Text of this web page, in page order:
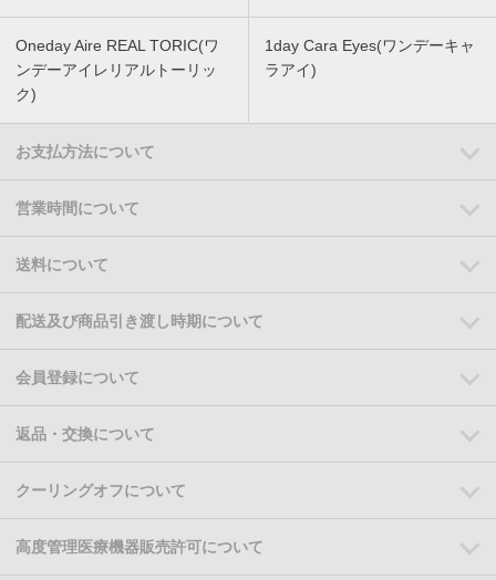
Oneday Aire REAL TORIC(ワ
ンデーアイレリアルトーリッ
ク)
1day Cara Eyes(ワンデーキャ
ラアイ)
お支払方法について
営業時間について
送料について
配送及び商品引き渡し時期について
会員登録について
返品・交換について
クーリングオフについて
高度管理医療機器販売許可について